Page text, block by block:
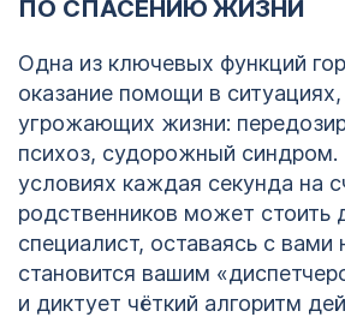
ПО СПАСЕНИЮ ЖИЗНИ
Одна из ключевых функций
оказание помощи в
угрожающих жизни:
психоз, судорожный синдром.
условиях каждая секунда на
родственников может стоить
специалист, оставаясь с вами
становится вашим
и диктует чёткий алгоритм